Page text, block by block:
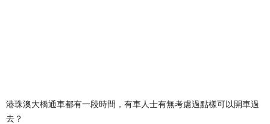
港珠澳大橋通車都有一段時間，有車人士有無考慮過點樣可以開車過
去？